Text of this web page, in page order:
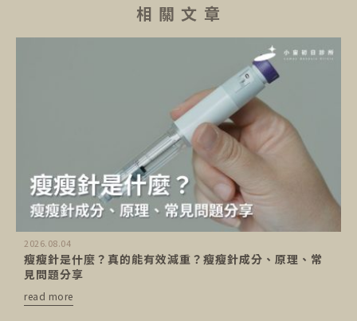
相 關 文 章
2026.08.04
瘦瘦針是什麼？真的能有效減重？瘦瘦針成分、原理、常
見問題分享
read more